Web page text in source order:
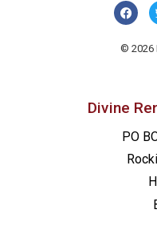
© 2026
Divine
PO